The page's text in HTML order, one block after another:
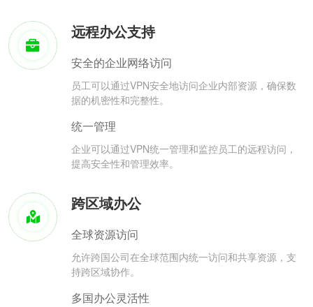
远程办公支持
安全的企业网络访问
员工可以通过VPN安全地访问企业内部资源，确保数
据的机密性和完整性。
统一管理
企业可以通过VPN统一管理和监控员工的远程访问，
提高安全性和管理效率。
跨区域办公
全球资源访问
允许跨国公司在全球范围内统一访问和共享资源，支
持跨区域协作。
多国办公灵活性